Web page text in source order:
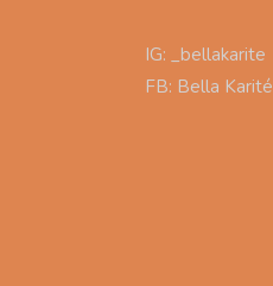
IG: _bellakarite
FB: Bella Karité